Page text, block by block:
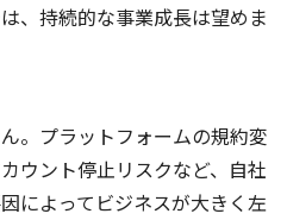
、持続的な事業成長は望めま
。プラットフォームの規約変
ウント停止リスクなど、自社
によってビジネスが大きく左